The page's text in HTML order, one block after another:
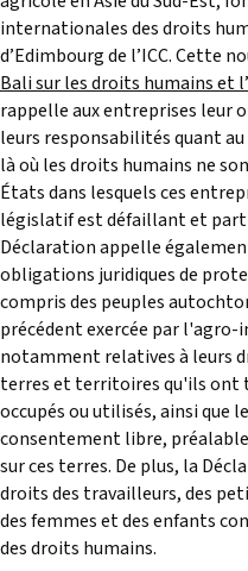
internationales des droits
d’Edimbourg de l’ICC. Cette
Bali sur les droits humains et
rappelle aux entreprises leur
leurs responsabilités quant au
là où les droits humains ne
États dans lesquels ces
législatif est défaillant et
Déclaration appelle
obligations juridiques de
compris des peuples
précédent exercée par
notamment relatives à leurs
terres et territoires qu'ils ont
occupés ou utilisés, ainsi que
consentement libre, préalable
sur ces terres. De plus, la
droits des travailleurs, des
des femmes et des enfants
des droits humains.